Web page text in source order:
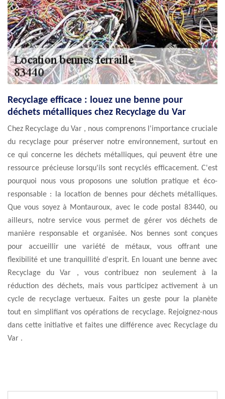
Recyclage efficace : louez une benne pour
déchets métalliques chez Recyclage du Var
Chez Recyclage du Var , nous comprenons l'importance cruciale
du recyclage pour préserver notre environnement, surtout en
ce qui concerne les déchets métalliques, qui peuvent être une
ressource précieuse lorsqu'ils sont recyclés efficacement. C'est
pourquoi nous vous proposons une solution pratique et éco-
responsable : la location de bennes pour déchets métalliques.
Que vous soyez à Montauroux, avec le code postal 83440, ou
ailleurs, notre service vous permet de gérer vos déchets de
manière responsable et organisée. Nos bennes sont conçues
pour accueillir une variété de métaux, vous offrant une
flexibilité et une tranquillité d'esprit. En louant une benne avec
Recyclage du Var , vous contribuez non seulement à la
réduction des déchets, mais vous participez activement à un
cycle de recyclage vertueux. Faites un geste pour la planète
tout en simplifiant vos opérations de recyclage. Rejoignez-nous
dans cette initiative et faites une différence avec Recyclage du
Var .